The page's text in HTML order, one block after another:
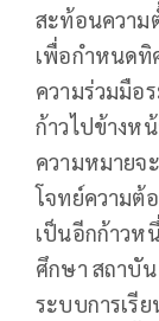
สะท้อนความ
เพื่อกำหนดทิ
ความร่วมมือ
ก้าวไปข้างห
ความหมายจ
โจทย์ความต้
เป็นอีกก้าวห
ศึกษา สถาบั
ระบบการเรี